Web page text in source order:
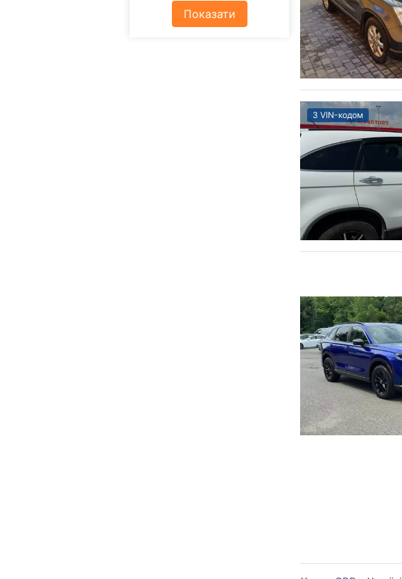
Показати
З VIN-кодом